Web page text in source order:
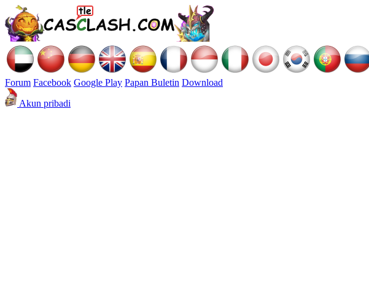
Forum Facebook Google Play Papan Buletin Download
Akun pribadi